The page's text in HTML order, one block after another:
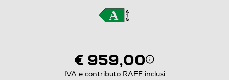
€ 959,00
IVA e contributo RAEE inclusi